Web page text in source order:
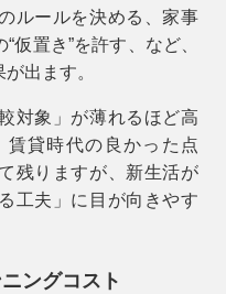
ルールを決める、家事
仮置き”を許す、など、
出ます。
対象」が薄れるほど高
賃貸時代の良かった点
残りますが、新生活が
工夫」に目が向きやす
ングコスト